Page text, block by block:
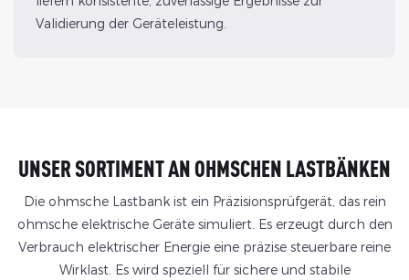
Validierung der Geräteleistung.
UNSER SORTIMENT AN OHMSCHEN LASTBÄNKEN
Die ohmsche Lastbank ist ein Präzisionsprüfgerät, das rein
ohmsche elektrische Geräte simuliert. Es erzeugt durch den
Verbrauch elektrischer Energie eine präzise steuerbare reine
Wirklast. Es wird speziell für sichere und stabile